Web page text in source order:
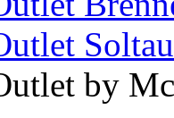
Soltau
by